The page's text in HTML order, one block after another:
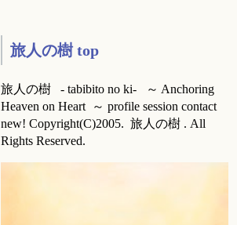
旅人の樹 top
旅人の樹 - tabibito no ki- ～ Anchoring
Heaven on Heart ～ profile session contact
new! Copyright(C)2005. 旅人の樹 . All
Rights Reserved.